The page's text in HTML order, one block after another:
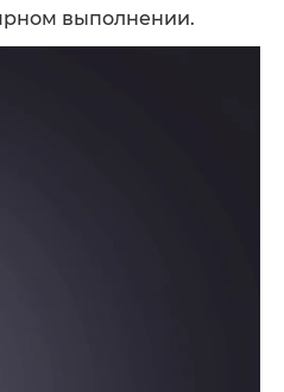
выполнении.